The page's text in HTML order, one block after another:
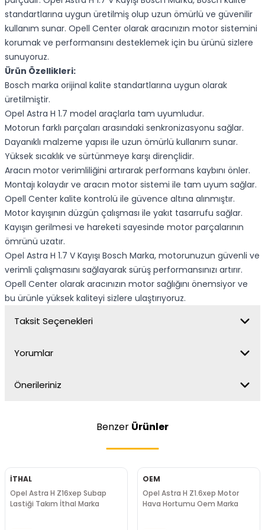
standartlarına uygun üretilmiş olup uzun ömürlü ve güvenilir
kullanım sunar. Opell Center olarak aracınızın motor sistemini
korumak ve performansını desteklemek için bu ürünü sizlere
sunuyoruz.
Ürün Özellikleri:
Bosch marka orijinal kalite standartlarına uygun olarak
üretilmiştir.
Opel Astra H 1.7 model araçlarla tam uyumludur.
Motorun farklı parçaları arasındaki senkronizasyonu sağlar.
Dayanıklı malzeme yapısı ile uzun ömürlü kullanım sunar.
Yüksek sıcaklık ve sürtünmeye karşı dirençlidir.
Aracın motor verimliliğini artırarak performans kaybını önler.
Montajı kolaydır ve aracın motor sistemi ile tam uyum sağlar.
Opell Center kalite kontrolü ile güvence altına alınmıştır.
Motor kayışının düzgün çalışması ile yakıt tasarrufu sağlar.
Kayışın gerilmesi ve hareketi sayesinde motor parçalarının
ömrünü uzatır.
Opel Astra H 1.7 V Kayışı Bosch Marka, motorunuzun güvenli ve
verimli çalışmasını sağlayarak sürüş performansınızı artırır.
Opell Center olarak aracınızın motor sağlığını önemsiyor ve
bu ürünle yüksek kaliteyi sizlere ulaştırıyoruz.
Taksit Seçenekleri
Yorumlar
Önerileriniz
Benzer Ürünler
İTHAL
Opel Astra H Z16xep Subap
Lastiği Takım İthal Marka
OEM
Opel Astra H Z1.6xep Motor
Hava Hortumu Oem Marka